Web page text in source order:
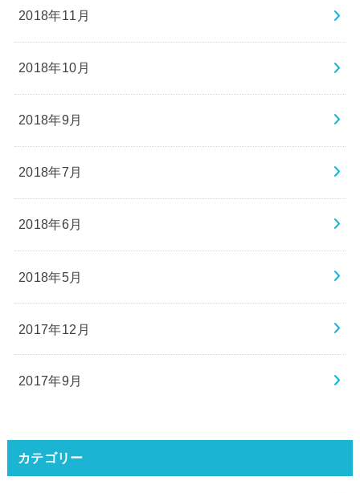
2018年11月
2018年10月
2018年9月
2018年7月
2018年6月
2018年5月
2017年12月
2017年9月
カテゴリー